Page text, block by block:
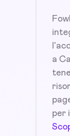
a
per